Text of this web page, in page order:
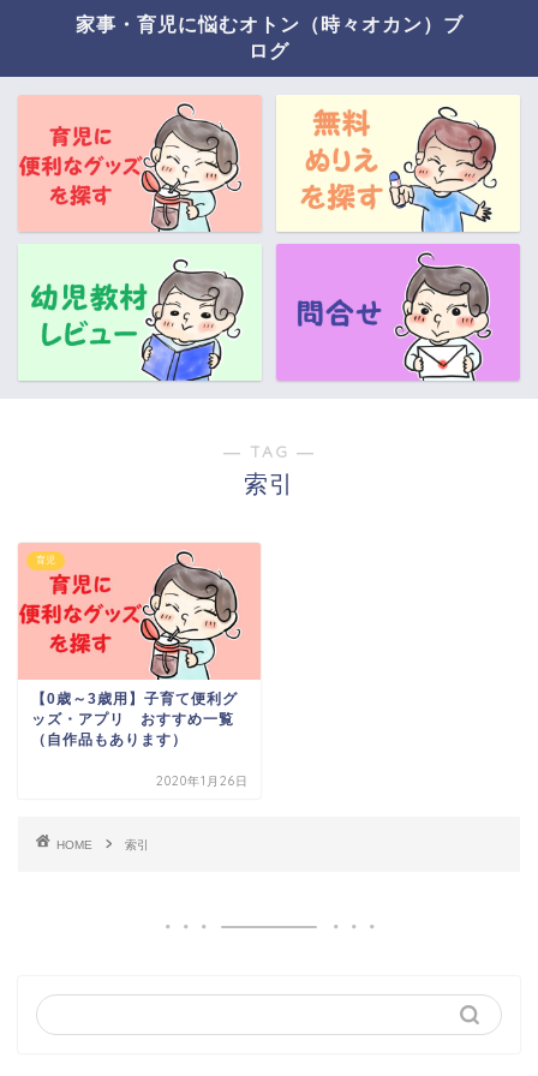
家事・育児に悩むオトン（時々オカン）ブ
ログ
― TAG ―
索引
育児
【0歳～3歳用】子育て便利グ
ッズ・アプリ おすすめ一覧
（自作品もあります）
2020年1月26日
HOME 索引